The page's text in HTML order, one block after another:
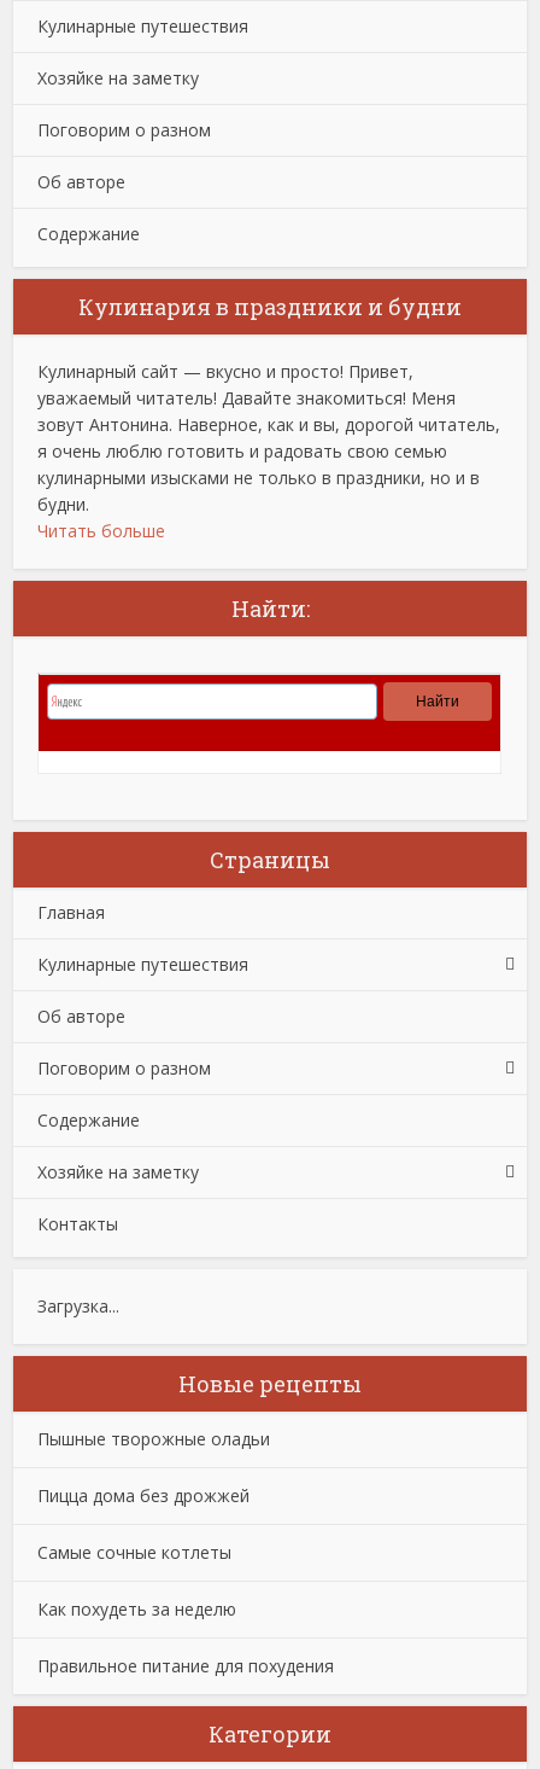
Кулинарные путешествия
Хозяйке на заметку
Поговорим о разном
Об авторе
Содержание
Кулинария в праздники и будни
Кулинарный сайт — вкусно и просто! Привет,
уважаемый читатель! Давайте знакомиться! Меня
зовут Антонина. Наверное, как и вы, дорогой читатель,
я очень люблю готовить и радовать свою семью
кулинарными изысками не только в праздники, но и в
будни.
Читать больше
Найти:
Страницы
Главная
Кулинарные путешествия
Об авторе
Поговорим о разном
Содержание
Хозяйке на заметку
Контакты
Загрузка...
Новые рецепты
Пышные творожные оладьи
Пицца дома без дрожжей
Самые сочные котлеты
Как похудеть за неделю
Правильное питание для похудения
Категории